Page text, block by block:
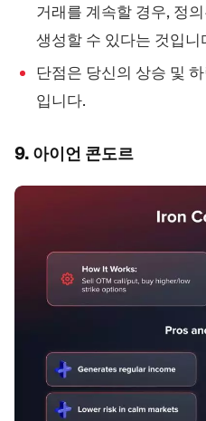
거래를 계속할 경우, 정
생성할 수 있다는 것입니
단점은 당신의 상승 및
입니다.
9. 아이언 콘도르